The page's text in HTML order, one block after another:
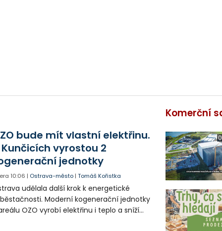
bude mít vlastní elektřinu.
Kunčicích vyrostou 2
jednotky
10:06 | Ostrava-město |Tomáš Kořistka
udělala další krok k energetické
Moderní kogenerační jednotky
OZO vyrobí elektřinu i teplo a sníží
Komerční